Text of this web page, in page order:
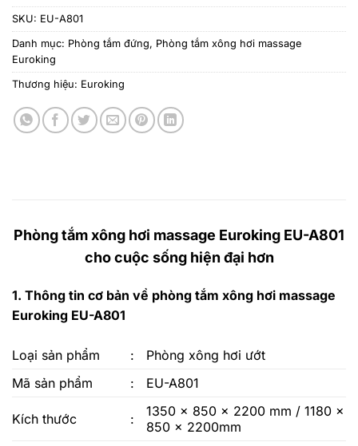
SKU: EU-A801
Danh mục: Phòng tắm đứng, Phòng tắm xông hơi massage
Euroking
Thương hiệu: Euroking
Phòng tắm xông hơi massage Euroking EU-A801
cho cuộc sống hiện đại hơn
1. Thông tin cơ bản về phòng tắm xông hơi massage
Euroking EU-A801
Loại sản phẩm :
Phòng xông hơi ướt
Mã sản phẩm
: EU-A801
Kích thước :
1350 x 850 x 2200 mm / 1180 x
850 x 2200mm